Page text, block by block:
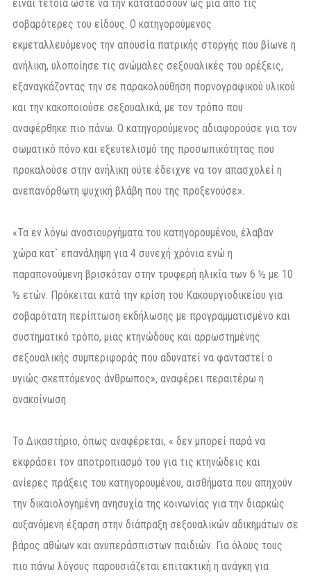
είναι τέτοια ώστε να την κατατάσσουν ως μια από τις
σοβαρότερες του είδους. Ο κατηγορούμενος
εκμεταλλευόμενος την απουσία πατρικής στοργής που βίωνε η
ανήλικη, υλοποίησε τις ανώμαλες σεξουαλικές του ορέξεις,
εξαναγκάζοντας την σε παρακολούθηση πορνογραφικού υλικού
και την κακοποιούσε σεξουαλικά, με τον τρόπο που
αναφέρθηκε πιο πάνω. Ο κατηγορούμενος αδιαφορούσε για τον
σωματικό πόνο και εξευτελισμό της προσωπικότητας που
προκαλούσε στην ανήλικη ούτε έδειχνε να τον απασχολεί η
ανεπανόρθωτη ψυχική βλάβη που της προξενούσε».
«Τα εν λόγω ανοσιουργήματα του κατηγορουμένου, έλαβαν
χώρα κατ` επανάληψη για 4 συνεχή χρόνια ενώ η
παραπονούμενη βρισκόταν στην τρυφερή ηλικία των 6 ½ με 10
½ ετών. Πρόκειται κατά την κρίση του Κακουργιοδικείου για
σοβαρότατη περίπτωση εκδήλωσης με προγραμματισμένο και
συστηματικό τρόπο, μιας κτηνώδους και αρρωστημένης
σεξουαλικής συμπεριφοράς που αδυνατεί να φανταστεί ο
υγιώς σκεπτόμενος άνθρωπος», αναφέρει περαιτέρω η
ανακοίνωση.
Το Δικαστήριο, όπως αναφέρεται, « δεν μπορεί παρά να
εκφράσει τον αποτροπιασμό του για τις κτηνώδεις και
ανίερες πράξεις του κατηγορουμένου, αισθήματα που απηχούν
την δικαιολογημένη ανησυχία της κοινωνίας για την διαρκώς
αυξανόμενη έξαρση στην διάπραξη σεξουαλικών αδικημάτων σε
βάρος αθώων και ανυπεράσπιστων παιδιών. Για όλους τους
πιο πάνω λόγους παρουσιάζεται επιτακτική η ανάγκη για